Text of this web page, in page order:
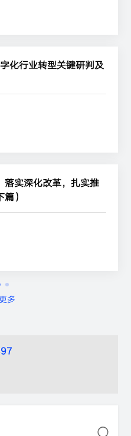
化行业转型关键研判及
落实深化改革，扎实推
）
多